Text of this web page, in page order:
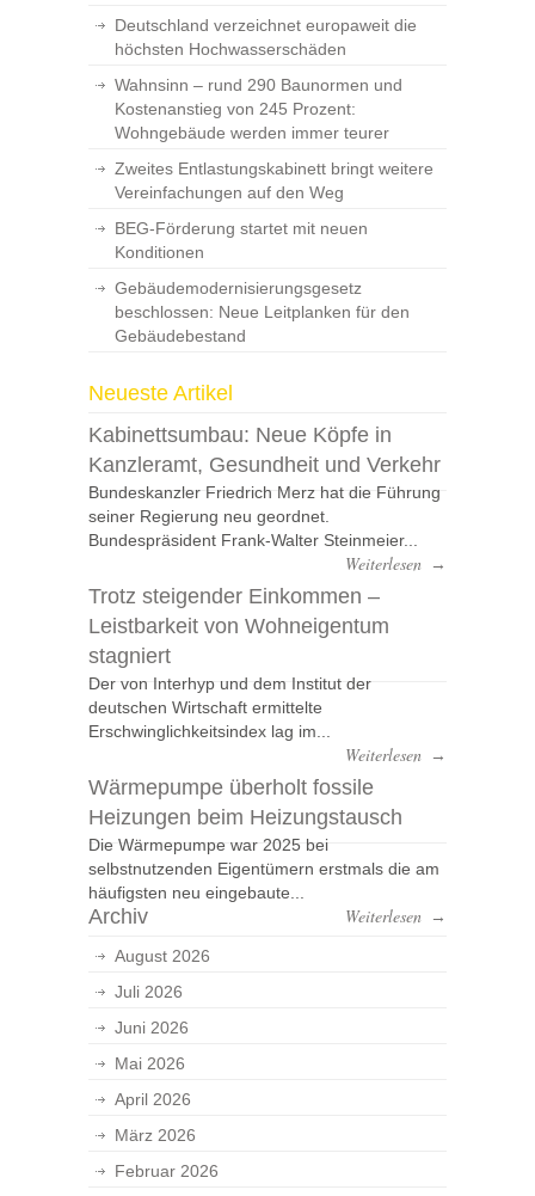
Deutschland verzeichnet europaweit die
höchsten Hochwasserschäden
Wahnsinn – rund 290 Baunormen und
Kostenanstieg von 245 Prozent:
Wohngebäude werden immer teurer
Zweites Entlastungskabinett bringt weitere
Vereinfachungen auf den Weg
BEG-Förderung startet mit neuen
Konditionen
Gebäudemodernisierungsgesetz
beschlossen: Neue Leitplanken für den
Gebäudebestand
Neueste Artikel
Kabinettsumbau: Neue Köpfe in
Kanzleramt, Gesundheit und Verkehr
Bundeskanzler Friedrich Merz hat die Führung
seiner Regierung neu geordnet.
Bundespräsident Frank-Walter Steinmeier...
Weiterlesen →
Trotz steigender Einkommen –
Leistbarkeit von Wohneigentum
stagniert
Der von Interhyp und dem Institut der
deutschen Wirtschaft ermittelte
Erschwinglichkeitsindex lag im...
Weiterlesen →
Wärmepumpe überholt fossile
Heizungen beim Heizungstausch
Die Wärmepumpe war 2025 bei
selbstnutzenden Eigentümern erstmals die am
häufigsten neu eingebaute...
Weiterlesen →
Archiv
August 2026
Juli 2026
Juni 2026
Mai 2026
April 2026
März 2026
Februar 2026